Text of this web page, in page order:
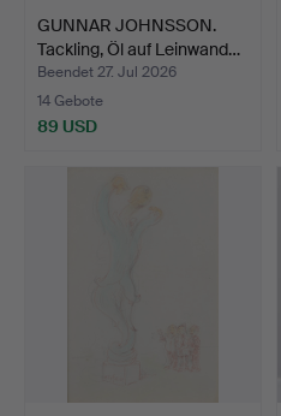
GUNNAR JOHNSSON.
Tackling, Öl auf Leinwand…
Beendet 27. Jul 2026
14 Gebote
89 USD